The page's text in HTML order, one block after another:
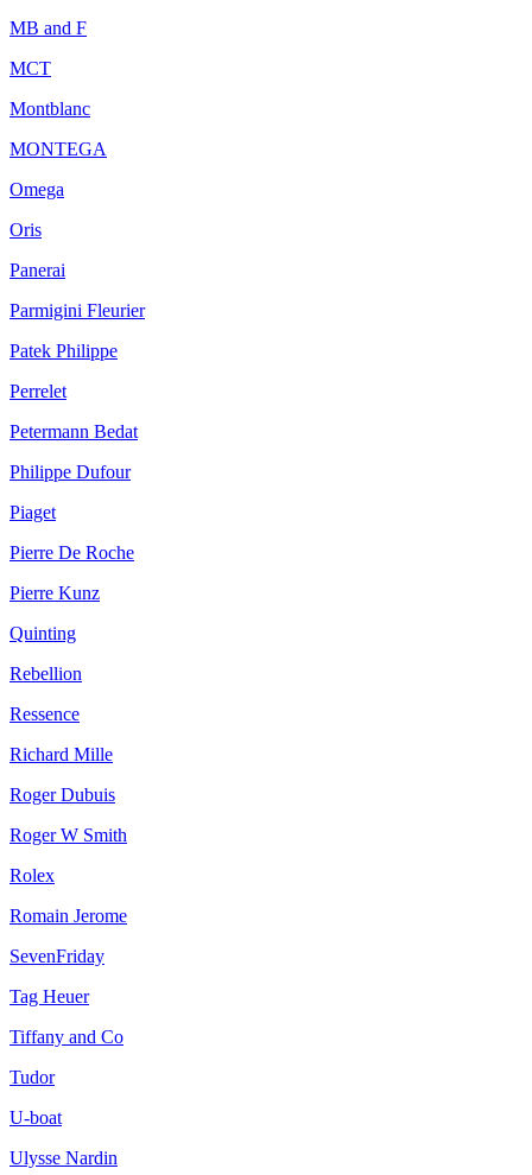
MB and F
MCT
Montblanc
MONTEGA
Omega
Oris
Panerai
Parmigini Fleurier
Patek Philippe
Perrelet
Petermann Bedat
Philippe Dufour
Piaget
Pierre De Roche
Pierre Kunz
Quinting
Rebellion
Ressence
Richard Mille
Roger Dubuis
Roger W Smith
Rolex
Romain Jerome
SevenFriday
Tag Heuer
Tiffany and Co
Tudor
U-boat
Ulysse Nardin